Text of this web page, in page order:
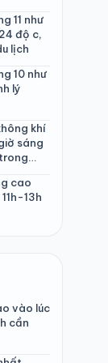
11 như
độ c,
lịch
10 như
lý
khí
sáng
cao
13h
vào lúc
cần